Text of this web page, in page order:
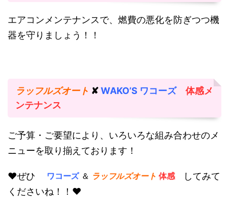
エアコンメンテナンスで、燃費の悪化を防ぎつつ機
器を守りましょう！！
ラッフルズオート ✘WAKO’S ワコーズ 体感メ
ンテナンス
ご予算・ご要望により、いろいろな組み合わせのメ
ニューを取り揃えております！
♥ぜひ ワコーズ ＆ ラッフルズオート 体感
してみて
くださいね！！♥